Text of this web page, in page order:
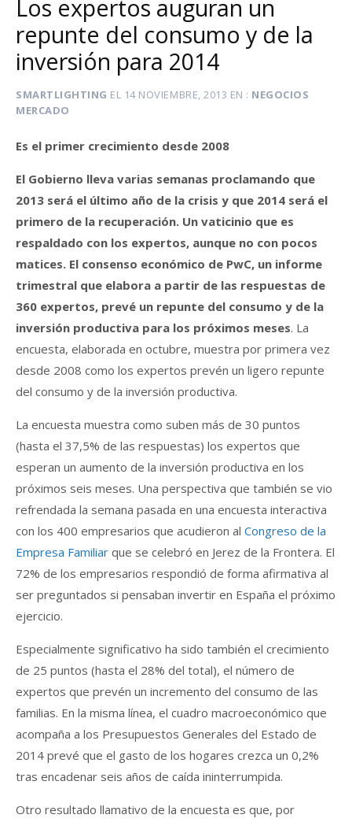
Los expertos auguran un
repunte del consumo y de la
inversión para 2014
SMARTLIGHTING EL 14 NOVIEMBRE, 2013 EN
NEGOCIOS
MERCADO
Es el primer crecimiento desde 2008
El Gobierno lleva varias semanas proclamando que
2013 será el último año de la crisis y que 2014 será el
primero de la recuperación. Un vaticinio que es
respaldado con los expertos, aunque no con pocos
matices. El consenso económico de PwC, un informe
trimestral que elabora a partir de las respuestas de
360 expertos, prevé un repunte del consumo y de la
inversión productiva para los próximos meses. La
encuesta, elaborada en octubre, muestra por primera vez
desde 2008 como los expertos prevén un ligero repunte
del consumo y de la inversión productiva.
La encuesta muestra como suben más de 30 puntos
(hasta el 37,5% de las respuestas) los expertos que
esperan un aumento de la inversión productiva en los
próximos seis meses. Una perspectiva que también se vio
refrendada la semana pasada en una encuesta interactiva
con los 400 empresarios que acudieron al Congreso de la
Empresa Familiar que se celebró en Jerez de la Frontera. El
72% de los empresarios respondió de forma afirmativa al
ser preguntados si pensaban invertir en España el próximo
ejercicio.
Especialmente significativo ha sido también el crecimiento
de 25 puntos (hasta el 28% del total), el número de
expertos que prevén un incremento del consumo de las
familias. En la misma línea, el cuadro macroeconómico que
acompaña a los Presupuestos Generales del Estado de
2014 prevé que el gasto de los hogares crezca un 0,2%
tras encadenar seis años de caída ininterrumpida.
Otro resultado llamativo de la encuesta es que, por